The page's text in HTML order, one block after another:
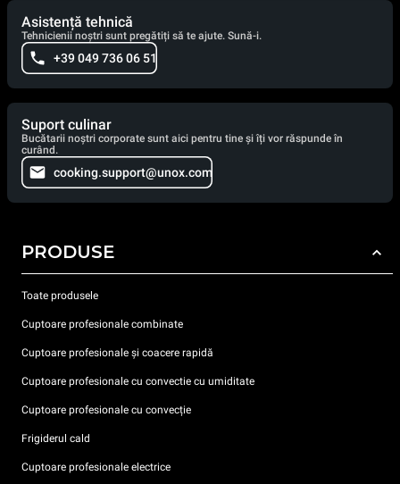
Asistență tehnică
Tehnicienii noștri sunt pregătiți să te ajute. Sună-i.
+39 049 736 06 51
Suport culinar
Bucătarii noștri corporate sunt aici pentru tine și îți vor răspunde în
curând.
cooking.support@unox.com
PRODUSE
Toate produsele
Cuptoare profesionale combinate
Cuptoare profesionale și coacere rapidă
Cuptoare profesionale cu convectie cu umiditate
Cuptoare profesionale cu convecție
Frigiderul cald
Cuptoare profesionale electrice